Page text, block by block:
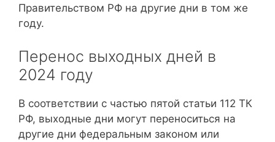
Правительством РФ на другие дни в том же
году.
Перенос выходных дней в
2024 году
В соответствии с частью пятой статьи 112 ТК
РФ, выходные дни могут переноситься на
другие дни федеральным законом или